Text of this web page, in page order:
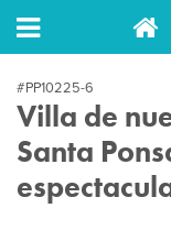
#PP10225-6
Villa de
Santa